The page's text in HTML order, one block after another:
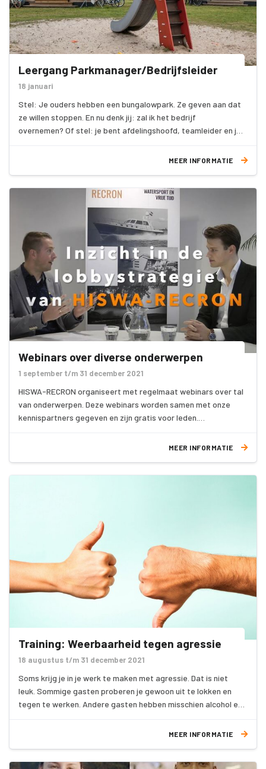
Leergang Parkmanager/Bedrijfsleider
18 januari
Stel: Je ouders hebben een bungalowpark. Ze geven aan dat
ze willen stoppen. En nu denk jij: zal ik het bedrijf
overnemen? Of stel: je bent afdelingshoofd, teamleider en je
Of stel: je bent bedrijfsleider of assistent (parkmanager) en
MEER INFORMATIE
Webinars over diverse onderwerpen
1 september t/m 31 december 2021
HISWA-RECRON organiseert met regelmaat webinars over tal
van onderwerpen. Deze webinars worden samen met onze
kennispartners gegeven en zijn gratis voor leden.
MEER INFORMATIE
Training: Weerbaarheid tegen agressie
18 augustus t/m 31 december 2021
Soms krijg je in je werk te maken met agressie. Dat is niet
leuk. Sommige gasten proberen je gewoon uit te lokken en
tegen te werken. Andere gasten hebben misschien alcohol en
kunt omgaan. Je krijgt inzicht in jouw eigen gedrag in relatie
MEER INFORMATIE